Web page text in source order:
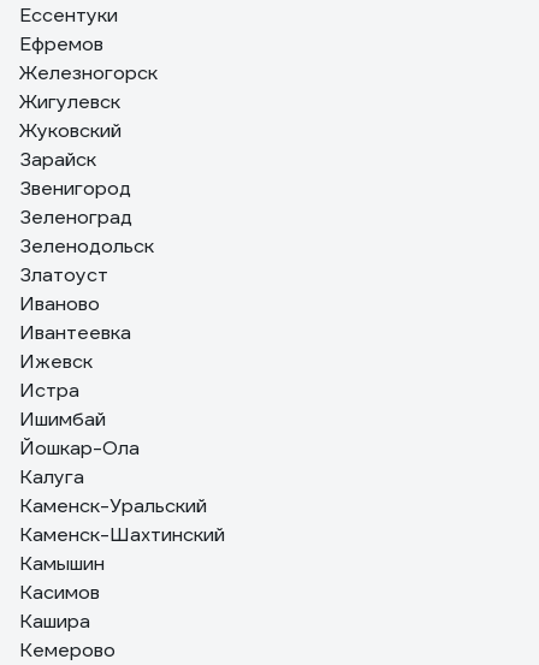
Ессентуки
Ефремов
Железногорск
Жигулевск
Жуковский
Зарайск
Звенигород
Зеленоград
Зеленодольск
Златоуст
Иваново
Ивантеевка
Ижевск
Истра
Ишимбай
Йошкар-Ола
Калуга
Каменск-Уральский
Каменск-Шахтинский
Камышин
Касимов
Кашира
Кемерово